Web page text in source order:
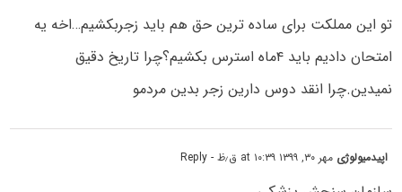
تو این مملکت برای ساده ترین حق هم باید زجربکشیم…اخه یه
امتحان دادیم باید ۴ماه استرس بکشیم؟چرا تاریخ دقیق
نمیدین.چرا انقد دوس دارین زجر بدین مردمو
اپیدمیولوژی مهر ۳۰, ۱۳۹۹ at ۱۰:۳۹ ق٫ظ - Reply